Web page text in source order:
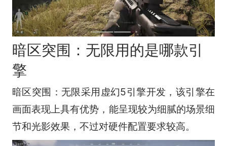
暗区突围：无限用的是哪款引
擎
暗区突围：无限采用虚幻5引擎开发，该引擎在
画面表现上具有优势，能呈现较为细腻的场景细
节和光影效果，不过对硬件配置要求较高。